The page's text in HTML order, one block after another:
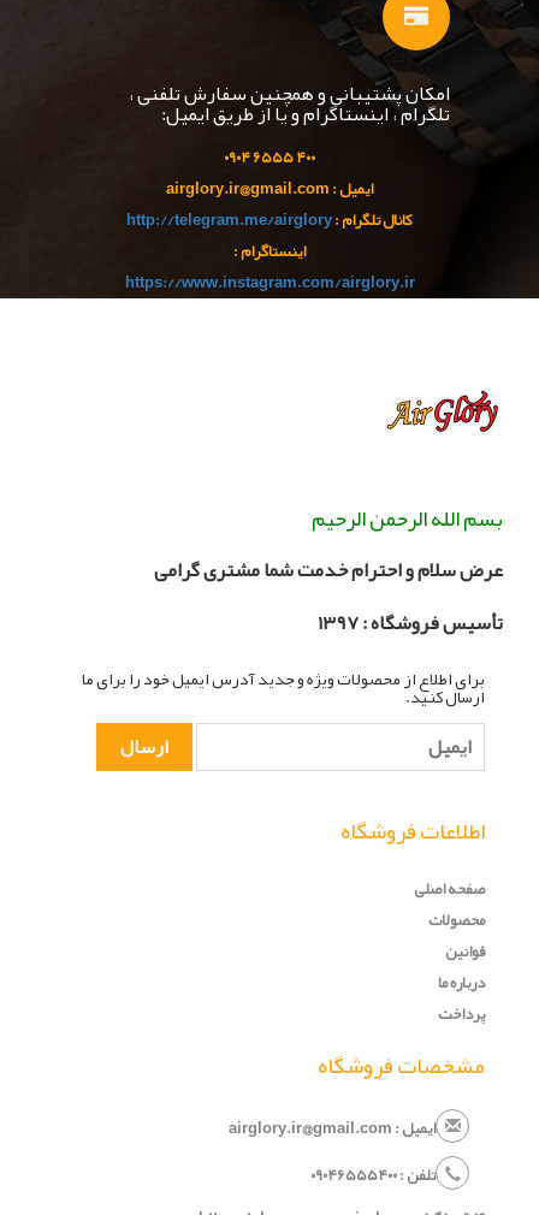
امکان پشتیبانی و همچنین سفارش تلفنی ،
تلگرام ، اینستاگرام و یا از طریق ایمیل:
۴۰۰ ۶۵۵۵ ۰ ۹۰۴
ایمیل : airglory.ir@gmail.com
کانال تلگرام :http://telegram.me/airglory
اینستاگرام :
https://www.instagram.com/airglory.ir
بسم الله الرحمن الرحیم
عرض سلام و احترام خدمت شما مشتری گرامی
تأسیس فروشگاه :
۱۳۹۷
برای اطلاع از محصولات ویژه و جدید آدرس ایمیل خود را برای ما
ارسال کنید.
اطلاعات فروشگاه
صفحه اصلی
محصولات
قوانین
درباره ما
پرداخت
مشخصات فروشگاه
ایمیل : airglory.ir@gmail.com
تلفن :
۰۹۰۴۶۵۵۵۴۰۰